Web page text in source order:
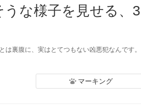
うな様子を見せる、3
裏腹に、実はとてつもない凶悪犯なんです。
マーキング